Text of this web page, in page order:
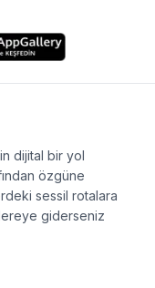
dijital bir yol
özgüne
sessil rotalara
giderseniz